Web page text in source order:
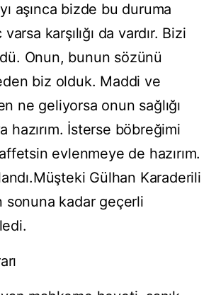
aşınca bizde bu duruma
karşılığı da vardır. Bizi
Onun, bunun sözünü
biz olduk. Maddi ve
ne geliyorsa onun sağlığı
hazırım. İsterse böbreğimi
evlenmeye de hazırım.
Gülhan Karaderili
sonuna kadar geçerli